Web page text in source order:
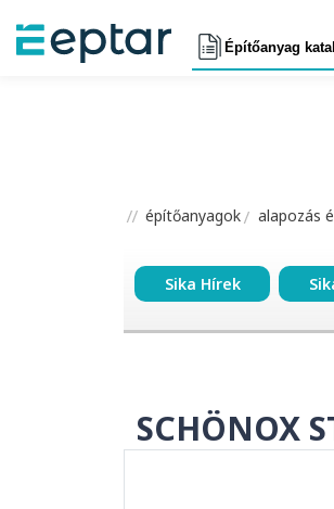
Építőanyag
építőanyagok alapozás
Sika Hírek
SCHÖNOX